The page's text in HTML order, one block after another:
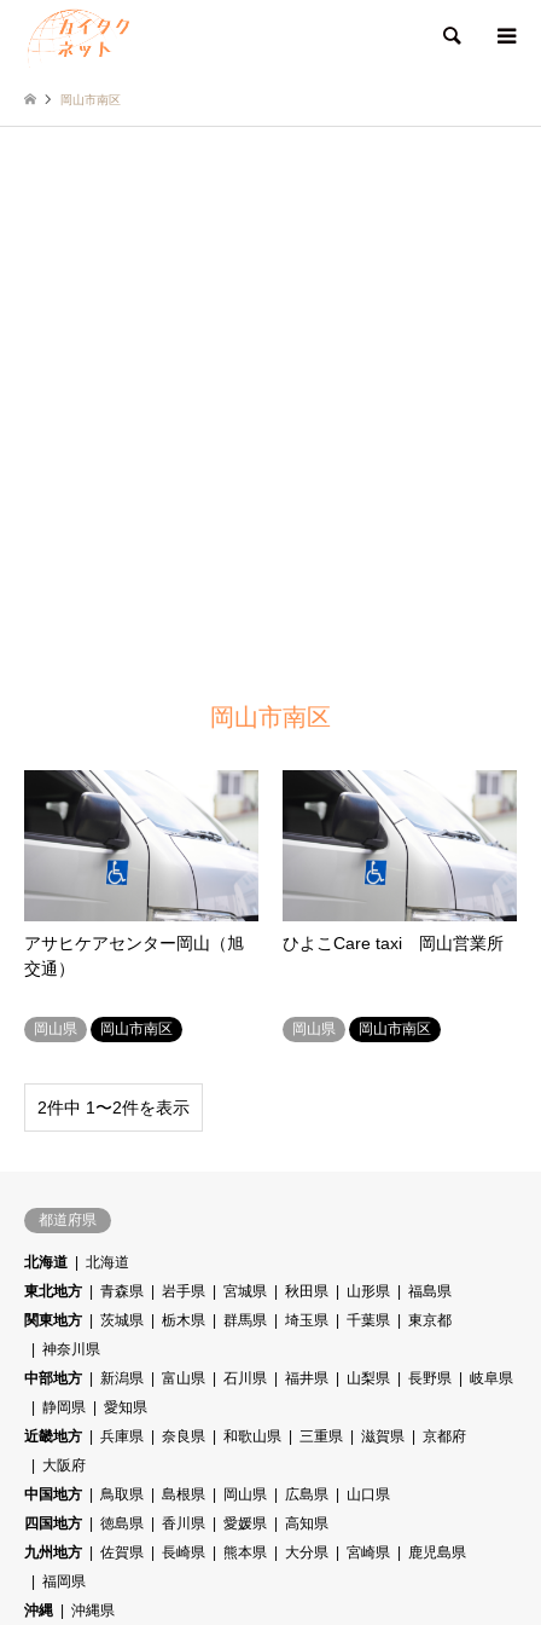
検索
岡山市南区
岡山市南区
アサヒケアセンター岡山（旭
交通）
岡山県 岡山市南区
ひよこCare taxi 岡山営業所
岡山県 岡山市南区
2件中 1〜2件を表示
都道府県
北海道
北海道
東北地方
青森県 岩手県 宮城県 秋田県 山形県
福島県
関東地方
茨城県 栃木県 群馬県 埼玉県 千葉県
東京都
神奈川県
中部地方
新潟県 富山県 石川県 福井県 山梨県 長野県
岐阜県
静岡県
愛知県
近畿地方
兵庫県 奈良県 和歌山県 三重県 滋賀県
京都府
大阪府
中国地方
鳥取県 島根県 岡山県 広島県
山口県
四国地方
徳島県 香川県 愛媛県
高知県
九州地方
佐賀県 長崎県 熊本県 大分県 宮崎県
鹿児島県
福岡県
沖縄
沖縄県